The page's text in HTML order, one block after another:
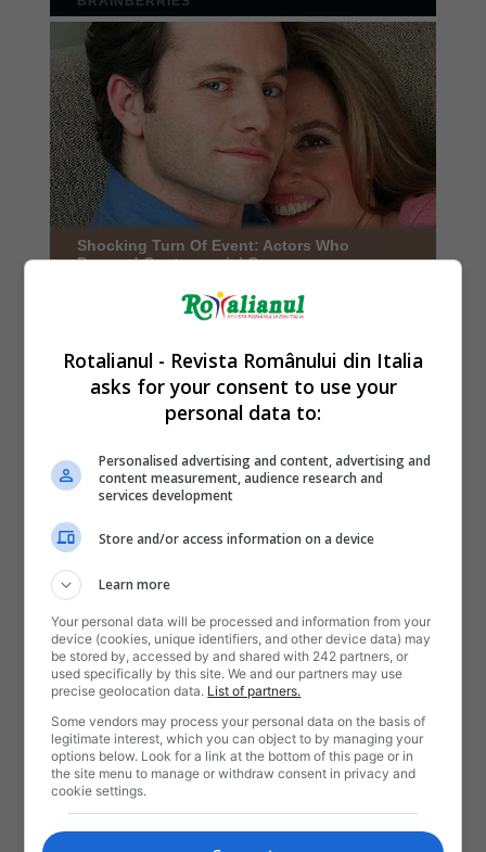
Rotalianul - Revista Românului din Italia
asks for your consent to use your
personal data to:
Personalised advertising and content, advertising and
content measurement, audience research and
services development
Store and/or access information on a device
Learn more
Your personal data will be processed and information from your
device (cookies, unique identifiers, and other device data) may
be stored by, accessed by and shared with 242 partners, or
used specifically by this site. We and our partners may use
precise geolocation data. List of partners.
Some vendors may process your personal data on the basis of
legitimate interest, which you can object to by managing your
options below. Look for a link at the bottom of this page or in
the site menu to manage or withdraw consent in privacy and
cookie settings.